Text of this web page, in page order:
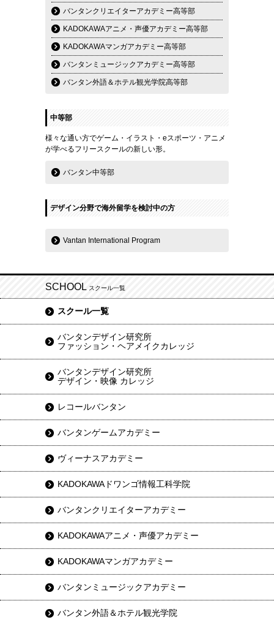
バンタンクリエイターアカデミー高等部
KADOKAWAアニメ・声優アカデミー高等部
KADOKAWAマンガアカデミー高等部
バンタンミュージックアカデミー高等部
バンタン外語＆ホテル観光学院高等部
中等部
様々な通い方でゲーム・イラスト・eスポーツ・アニメ
が学べるフリースクールの新しい形。
バンタン中等部
デザイン分野で海外留学を検討中の方
Vantan International Program
SCHOOL スクール一覧
スクール一覧
バンタンデザイン研究所
ファッション・ヘアメイクカレッジ
バンタンデザイン研究所
デザイン・映像 カレッジ
レコールバンタン
バンタンゲームアカデミー
ヴィーナスアカデミー
KADOKAWAドワンゴ情報工科学院
バンタンクリエイターアカデミー
KADOKAWAアニメ・声優アカデミー
KADOKAWAマンガアカデミー
バンタンミュージックアカデミー
バンタン外語＆ホテル観光学院